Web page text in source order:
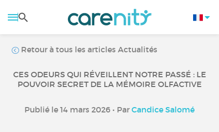
Retour à tous les articles Actualités
CES ODEURS QUI RÉVEILLENT NOTRE PASSÉ : LE
POUVOIR SECRET DE LA MÉMOIRE OLFACTIVE
Publié le 14 mars 2026 • Par Candice Salomé